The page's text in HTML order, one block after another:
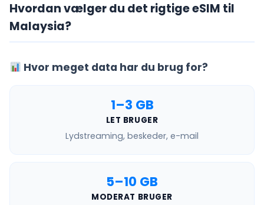
Hvordan vælger du det rigtige eSIM til
Malaysia?
Hvor meget data har du brug for?
1–3 GB
LET BRUGER
Lydstreaming, beskeder, e-mail
5–10 GB
MODERAT BRUGER